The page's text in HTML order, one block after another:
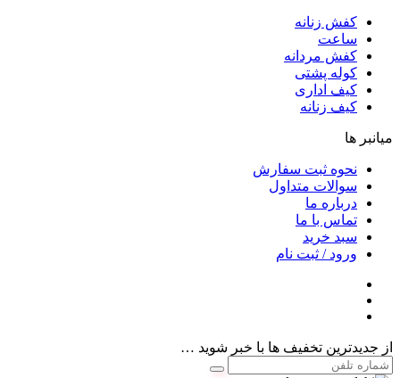
کفش زنانه
ساعت
کفش مردانه
کوله پشتی
کیف اداری
کیف زنانه
میانبر ها
نحوه ثبت سفارش
سوالات متداول
درباره ما
تماس با ما
سبد خرید
ورود / ثبت نام
از جدیدترین تخفیف ها با خبر شوید …